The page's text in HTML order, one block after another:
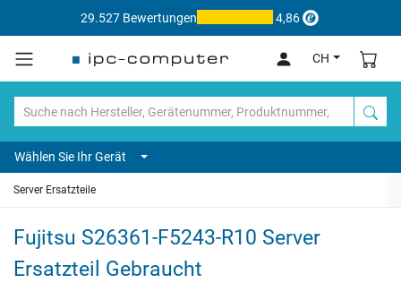
29.527 Bewertungen 4,86
CH
Wählen Sie Ihr Gerät
Server Ersatzteile
Fujitsu S26361-F5243-R10 Server
Ersatzteil Gebraucht